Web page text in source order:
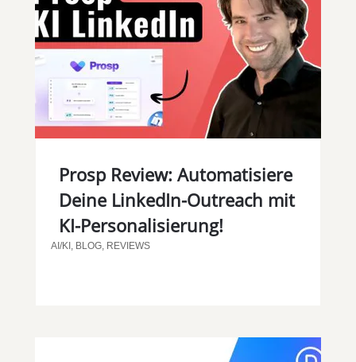
Prosp Review: Automatisiere
Deine LinkedIn-Outreach mit
KI-Personalisierung!
AI/KI , BLOG, REVIEWS